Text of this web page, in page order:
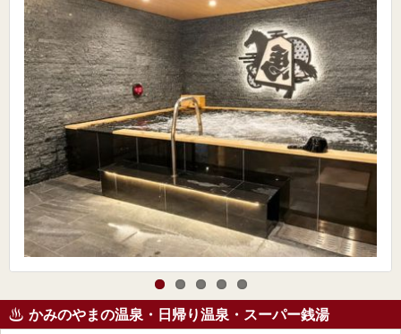
かみのやまの温泉・日帰り温泉・スーパー銭湯